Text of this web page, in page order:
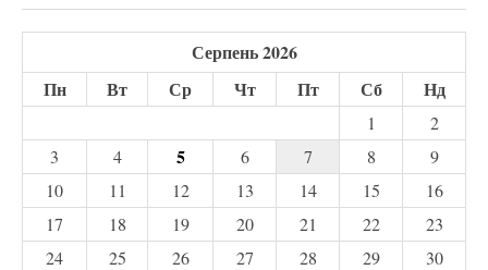
Серпень 2026
Пн
Вт Ср Чт Пт Сб Нд
1
2
3
4 5 6 7 8
9
10
11 12 13 14 15
16
17
18 19 20 21 22
23
24
25 26 27 28 29
30